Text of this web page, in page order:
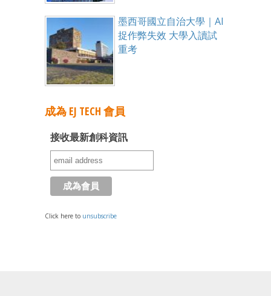
墨西哥國立自治大學｜AI
捉作弊失效 大學入讀試
重考
成為 EJ TECH 會員
接收最新創科資訊
Click here to unsubscribe